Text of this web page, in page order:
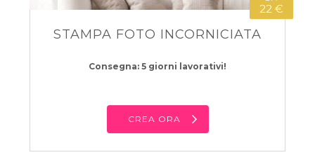
22 €
STAMPA FOTO INCORNICIATA
Consegna: 5 giorni lavorativi!
CREA ORA